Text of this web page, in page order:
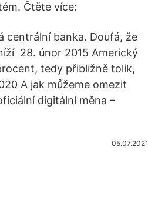
Čtěte více:
centrální banka. Doufá, že
28. únor 2015 Americký
tedy přibližně tolik,
A jak můžeme omezit
digitální měna –
05.07.2021